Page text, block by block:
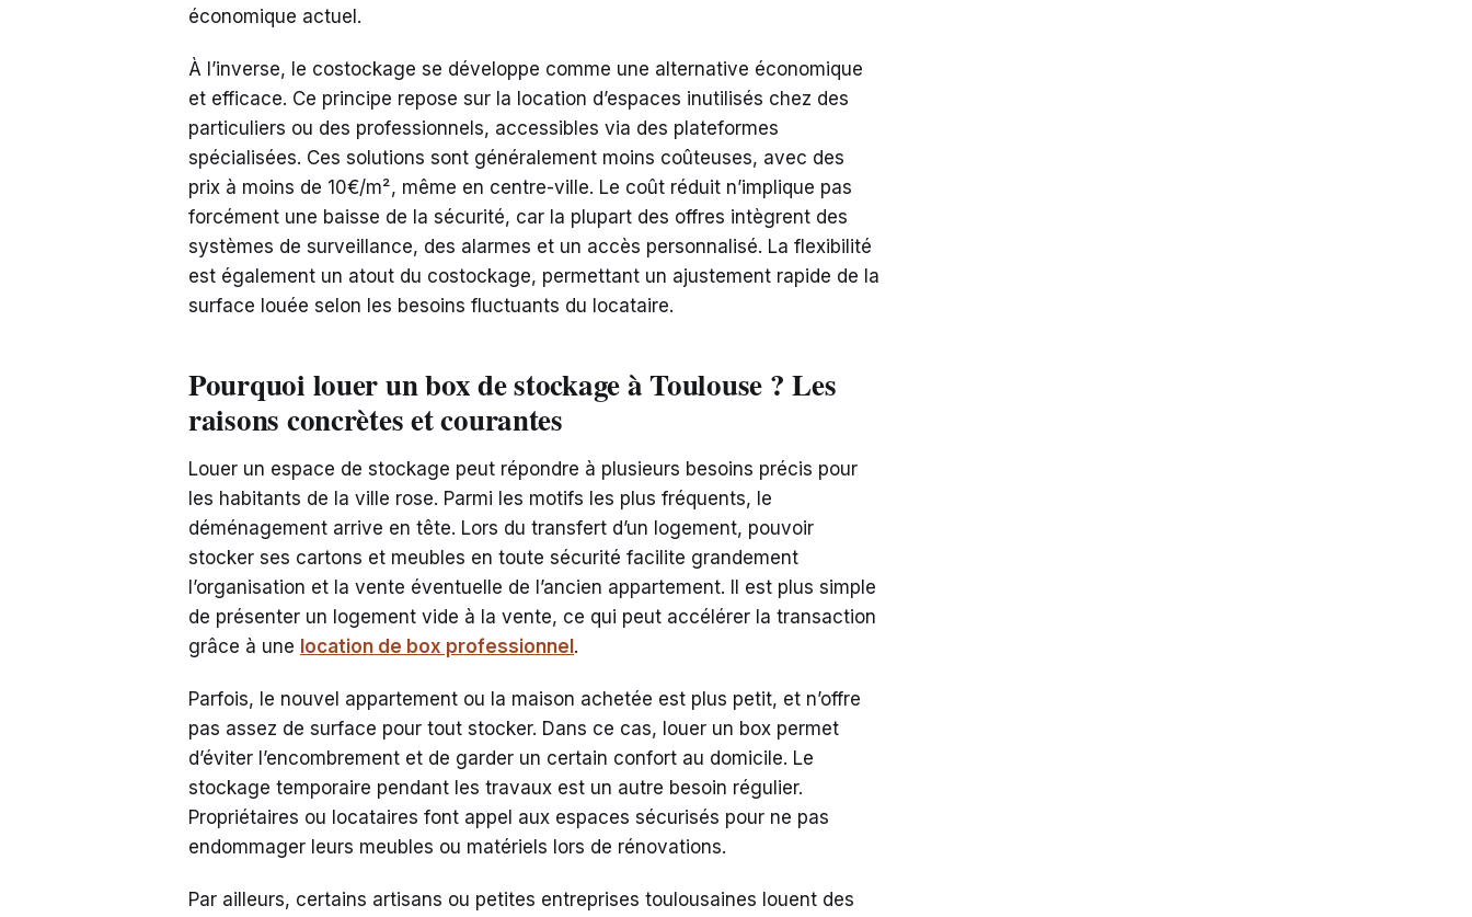
économique actuel.
À l’inverse, le costockage se développe comme une alternative économique
et efficace. Ce principe repose sur la location d’espaces inutilisés chez des
particuliers ou des professionnels, accessibles via des plateformes
spécialisées. Ces solutions sont généralement moins coûteuses, avec des
prix à moins de 10€/m², même en centre-ville. Le coût réduit n’implique pas
forcément une baisse de la sécurité, car la plupart des offres intègrent des
systèmes de surveillance, des alarmes et un accès personnalisé. La flexibilité
est également un atout du costockage, permettant un ajustement rapide de la
surface louée selon les besoins fluctuants du locataire.
Pourquoi louer un box de stockage à Toulouse ? Les
raisons concrètes et courantes
Louer un espace de stockage peut répondre à plusieurs besoins précis pour
les habitants de la ville rose. Parmi les motifs les plus fréquents, le
déménagement arrive en tête. Lors du transfert d’un logement, pouvoir
stocker ses cartons et meubles en toute sécurité facilite grandement
l’organisation et la vente éventuelle de l’ancien appartement. Il est plus simple
de présenter un logement vide à la vente, ce qui peut accélérer la transaction
grâce à une location de box professionnel .
Parfois, le nouvel appartement ou la maison achetée est plus petit, et n’offre
pas assez de surface pour tout stocker. Dans ce cas, louer un box permet
d’éviter l’encombrement et de garder un certain confort au domicile. Le
stockage temporaire pendant les travaux est un autre besoin régulier.
Propriétaires ou locataires font appel aux espaces sécurisés pour ne pas
endommager leurs meubles ou matériels lors de rénovations.
Par ailleurs, certains artisans ou petites entreprises toulousaines louent des